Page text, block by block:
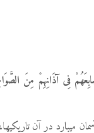
فِی آذَانِهِمْ مِنَ